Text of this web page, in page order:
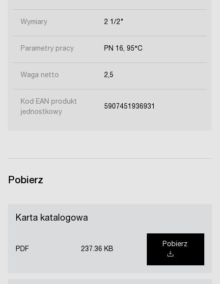
Wymiary 2 1/2"
Parametry pracy PN 16, 95°C
Waga netto 2,5
Kod EAN produkt
jednostkowy
5907451936931
Pobierz
Karta katalogowa
PDF 237.36 KB
Pobierz